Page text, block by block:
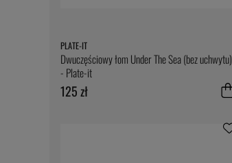
PLATE-IT
Dwuczęściowy łom Under The Sea (bez uchwytu)
- Plate-it
125 zł